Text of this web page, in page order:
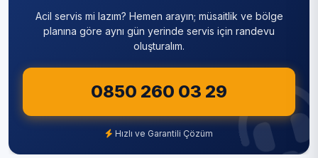
Acil servis mi lazım? Hemen arayın; müsaitlik ve bölge
planına göre aynı gün yerinde servis için randevu
oluşturalım.
0850 260 03 29
Hızlı ve Garantili Çözüm